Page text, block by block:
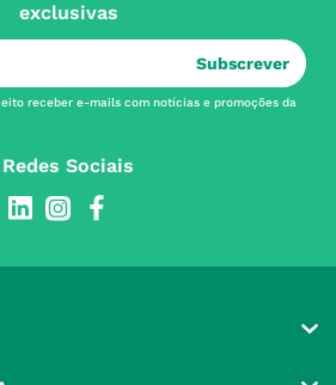
exclusivas
Subscrever
receber e-mails com notícias e promoções da
Redes Sociais